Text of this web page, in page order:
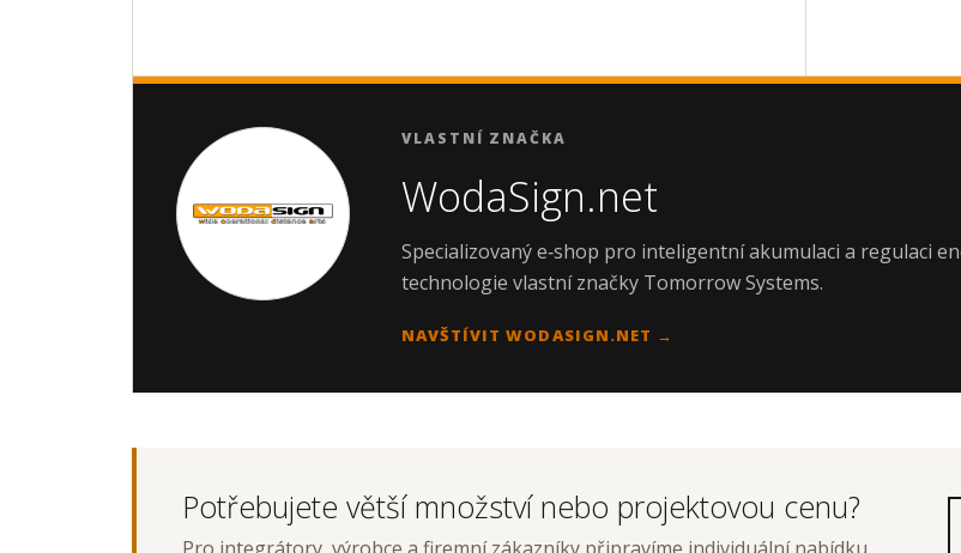
VLASTNÍ ZNAČKA
WodaSign.net
Specializovaný e‑shop pro inteligentní akumulaci a regulaci
technologie vlastní značky Tomorrow Systems.
NAVŠTÍVIT WODASIGN.NET →
Potřebujete větší množství nebo projektovou cenu?